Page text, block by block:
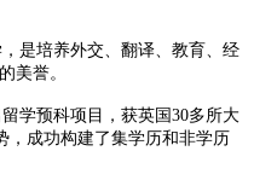
是培养外交、翻译、教育、经
美誉。
学预科项目，获英国30多所大
，成功构建了集学历和非学历